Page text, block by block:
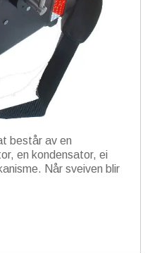
består av en
en kondensator, ei
Når sveiven blir